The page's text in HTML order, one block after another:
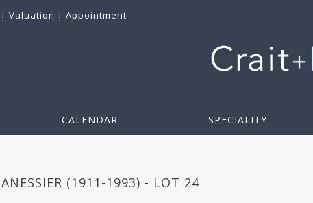
| Valuation | Appointment
CALENDAR SPECIALITY
(1911-1993) - LOT 24